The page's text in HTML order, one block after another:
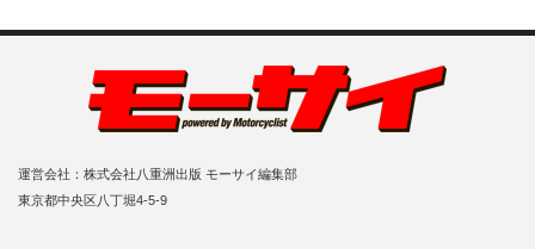
運営会社：株式会社八重洲出版 モーサイ編集部
東京都中央区八丁堀4-5-9